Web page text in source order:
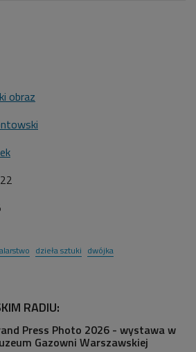
obraz
dzieła sztuki dwójka
RADIU:
Press Photo 2026 - wystawa w
Gazowni Warszawskiej